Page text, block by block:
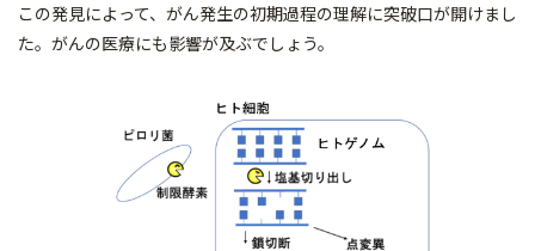
この発見によって、がん発生の初期過程の理解に突破口が開けまし
た。がんの医療にも影響が及ぶでしょう。